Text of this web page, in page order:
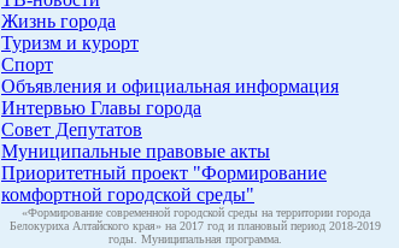
Жизнь города
Туризм и курорт
Спорт
Объявления и официальная информация
Интервью Главы города
Совет Депутатов
Муниципальные правовые акты
Приоритетный проект "Формирование
комфортной городской среды"
«Формирование современной городской среды на территории города
Белокуриха Алтайского края» на 2017 год и плановый период 2018-2019
годы. Муниципальная программа.